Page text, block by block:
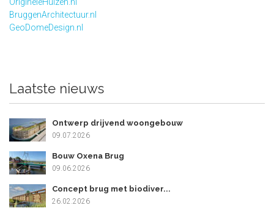
BruggenArchitectuur.nl
GeoDomeDesign.nl
Laatste nieuws
Ontwerp drijvend woongebouw
09.07.2026
Bouw Oxena Brug
09.06.2026
Concept brug met biodiver...
26.02.2026